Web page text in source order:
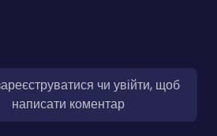
чи увійти, щоб
написати коментар